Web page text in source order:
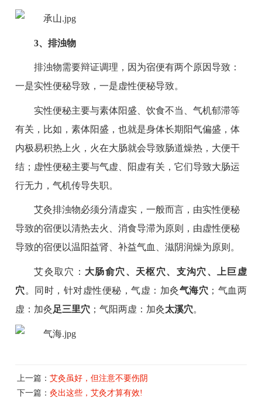
3、排浊物
排浊物需要辩证调理，因为宿便有两个原因导致：
一是实性便秘导致，一是虚性便秘导致。
实性便秘主要与素体阳盛、饮食不当、气机郁滞等
有关，比如，素体阳盛，也就是身体长期阳气偏盛，体
内极易积热上火，火在大肠就会导致肠道燥热，大便干
结；虚性便秘主要与气虚、阳虚有关，它们导致大肠运
行无力，气机传导失职。
艾灸排浊物必须分清虚实，一般而言，由实性便秘
导致的宿便以清热去火、消食导滞为原则，由虚性便秘
导致的宿便以温阳益肾、补益气血、滋阴润燥为原则。
艾灸取穴： 大肠俞穴、天枢穴、支沟穴、上巨虚
穴。同时，针对虚性便秘，气虚：加灸气海穴 ；气血两
虚：加灸 足三里穴 ；气阳两虚：加灸太溪穴。
上一篇： 艾灸虽好，但注意不要伤阴
下一篇： 灸出这些，艾灸才算有效!